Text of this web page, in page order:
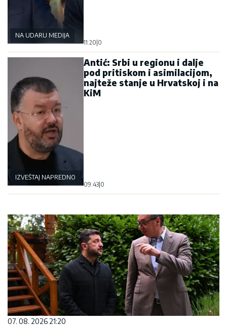
NA UDARU MEDIJA
11:20 0
IZVEŠTAJ NAPREDNOG KLUBA
Antić: Srbi u regionu i dalje
pod pritiskom i asimilacijom,
najteže stanje u Hrvatskoj i na
KiM
09:43 0
07. 08. 2026 21:20